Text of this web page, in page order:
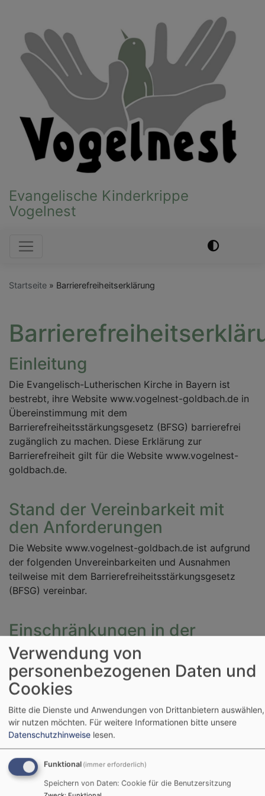
Evangelische Kinderkrippe
Vogelnest
Hauptnavigation
Startseite Barrierefreiheitserklärung
Einleitung
Die Evangelisch-Lutherischen Kirche in Bayern ist
bestrebt, ihre Website www.vogelnest-goldbach.de in
Übereinstimmung mit dem
Barrierefreiheitsstärkungsgesetz (BFSG) barrierefrei
zugänglich zu machen. Diese Erklärung zur
Barrierefreiheit gilt für die Website www.vogelnest-
goldbach.de.
Stand der Vereinbarkeit mit
den Anforderungen
Die Website www.vogelnest-goldbach.de ist aufgrund
der folgenden Unvereinbarkeiten und Ausnahmen
teilweise mit dem Barrierefreiheitsstärkungsgesetz
(BFSG) vereinbar.
Einschränkungen in der
Barrierefreiheit beim Theme
Philippus next
Hier den Text für vk_blockly einfügen.
Nicht barrierefreie Inhalte
Die nachstehend aufgeführten Inhalte sind aus den
folgenden Gründen nicht barrierefrei:
Verwendung von
personenbezogenen Daten und
Cookies
Bitte die Dienste und Anwendungen von Drittanbietern
wir nutzen möchten. Für weitere Informationen bitte unsere
Datenschutzhinweise lesen.
Funktional (immer erforderlich)
Speichern von Daten: Cookie für die Benutzersitzung